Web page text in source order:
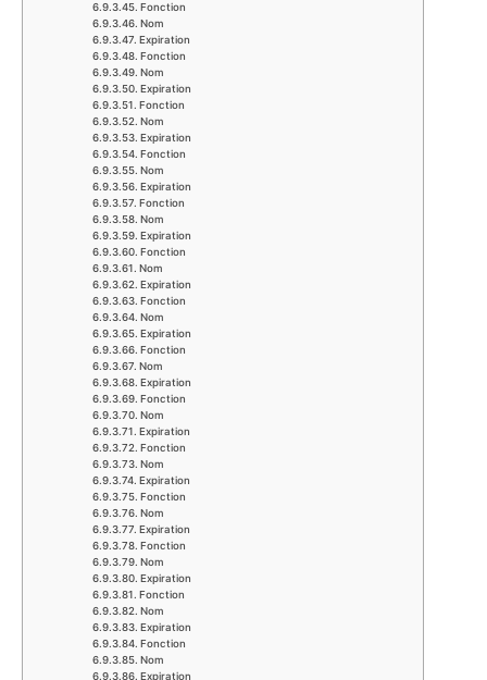
Fonction
Nom
Expiration
Fonction
Nom
Expiration
Fonction
Nom
Expiration
Fonction
Nom
Expiration
Fonction
Nom
Expiration
Fonction
Nom
Expiration
Fonction
Nom
Expiration
Fonction
Nom
Expiration
Fonction
Nom
Expiration
Fonction
Nom
Expiration
Fonction
Nom
Expiration
Fonction
Nom
Expiration
Fonction
Nom
Expiration
Fonction
Nom
Expiration